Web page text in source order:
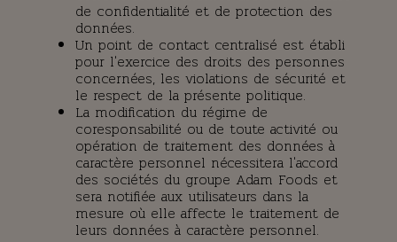
de confidentialité et de protection des
données.
Un point de contact centralisé est établi
pour l'exercice des droits des personnes
concernées, les violations de sécurité et
le respect de la présente politique.
La modification du régime de
coresponsabilité ou de toute activité ou
opération de traitement des données à
caractère personnel nécessitera l'accord
des sociétés du groupe Adam Foods et
sera notifiée aux utilisateurs dans la
mesure où elle affecte le traitement de
leurs données à caractère personnel.